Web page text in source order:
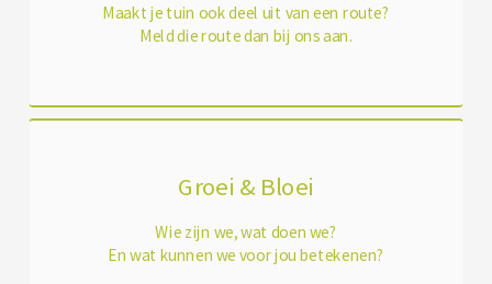
Maakt je tuin ook deel uit van een route?
Meld die route dan bij ons aan.
Groei & Bloei
Wie zijn we, wat doen we?
En wat kunnen we voor jou betekenen?